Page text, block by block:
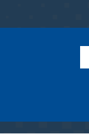
d'utilisation de